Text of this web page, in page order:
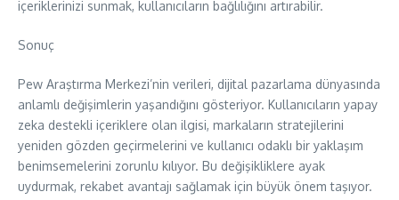
içeriklerinizi sunmak, kullanıcıların bağlılığını artırabilir.
Sonuç
Pew Araştırma Merkezi’nin verileri, dijital pazarlama dünyasında
anlamlı değişimlerin yaşandığını gösteriyor. Kullanıcıların yapay
zeka destekli içeriklere olan ilgisi, markaların stratejilerini
yeniden gözden geçirmelerini ve kullanıcı odaklı bir yaklaşım
benimsemelerini zorunlu kılıyor. Bu değişikliklere ayak
uydurmak, rekabet avantajı sağlamak için büyük önem taşıyor.